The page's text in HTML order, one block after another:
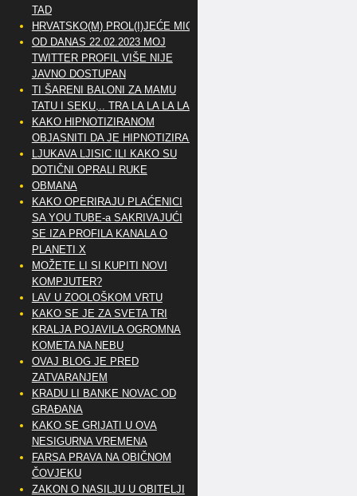
TAD
HRVATSKO(M) PROL(I)JEĆE MIG
OD DANAS 22.02.2023 MOJ
TWITTER PROFIL VIŠE NIJE
JAVNO DOSTUPAN
TI ŠARENI BALONI ZA MAMU
TATU I SEKU,.. TRA LA LA LA LA
KAKO HIPNOTIZIRANOM
OBJASNITI DA JE HIPNOTIZIRAN
LJUKAVA LJISIC ILI KAKO SU
DOTIČNI OPRALI RUKE
OBMANA
KAKO OPERIRAJU PLAĆENICI
SA YOU TUBE-a SAKRIVAJUĆI
SE IZA PROFILA KANALA O
PLANETI X
MOŽETE LI SI KUPITI NOVI
KOMPJUTER?
LAV U ZOOLOŠKOM VRTU
KAKO SE JE ZA SVETA TRI
KRALJA POJAVILA OGROMNA
KOMETA NA NEBU
OVAJ BLOG JE PRED
ZATVARANJEM
KRADU LI BANKE NOVAC OD
GRAĐANA
KAKO SE GRIJATI U OVA
NESIGURNA VREMENA
FARSA PRAVA NA OBIČNOM
ČOVJEKU
ZAKON O NASILJU U OBITELJI